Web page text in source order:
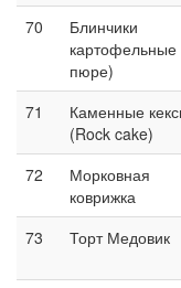
70
Блинчики
картофельные
пюре)
71
Каменные
(Rock cake)
72
Морковная
коврижка
73
Торт Медовик